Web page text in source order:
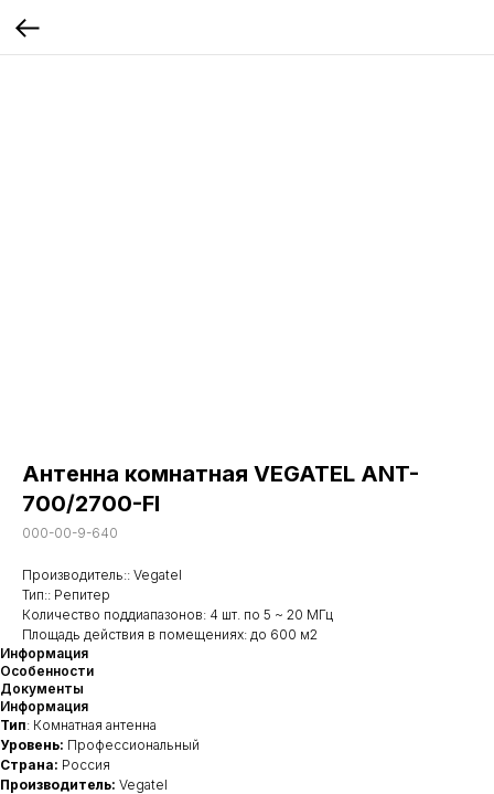
Антенна комнатная VEGATEL ANT-
700/2700-FI
000-00-9-640
Производитель:: Vegatel
Тип:: Репитер
Количество поддиапазонов: 4 шт. по 5 ~ 20 МГц
Площадь действия в помещениях: до 600 м2
Информация
Особенности
Документы
Информация
Тип: Комнатная антенна
Уровень: Профессиональный
Страна: Россия
Производитель: Vegatel